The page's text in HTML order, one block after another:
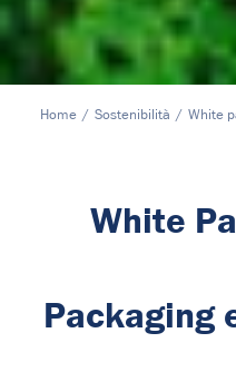
Home Sostenibilità White
White
Packaging